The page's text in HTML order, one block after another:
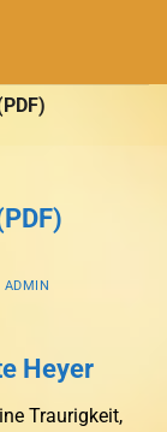
ADMIN
Heyer
Traurigkeit,